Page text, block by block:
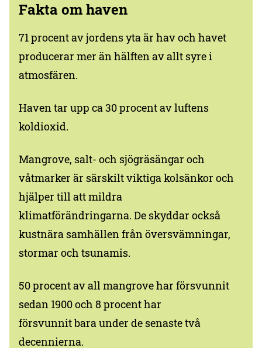
Fakta om haven
71 procent av jordens yta är hav och havet
producerar mer än hälften av allt syre i
atmosfären.
Haven tar upp ca 30 procent av luftens
koldioxid.
Mangrove, salt- och sjögräsängar och
våtmarker är särskilt viktiga kolsänkor och
hjälper till att mildra
klimatförändringarna. De skyddar också
kustnära samhällen från översvämningar,
stormar och tsunamis.
50 procent av all mangrove har försvunnit
sedan 1900 och 8 procent har
försvunnit bara under de senaste två
decennierna.